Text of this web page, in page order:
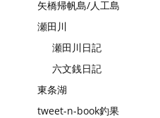
矢橋帰帆島/人工島
瀬田川
瀬田川日記
六文銭日記
東条湖
tweet-n-book釣果